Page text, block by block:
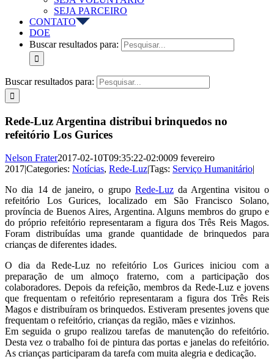
SEJA PARCEIRO
CONTATO
DOE
Buscar resultados para:
Buscar resultados para:
Rede-Luz Argentina distribui brinquedos no
refeitório Los Gurices
Nelson Frater2017-02-10T09:35:22-02:0009 fevereiro
2017|Categories: Notícias, Rede-Luz|Tags: Serviço Humanitário|
No dia 14 de janeiro, o grupo Rede-Luzda Argentina visitou o
refeitório Los Gurices, localizado em São Francisco Solano,
província de Buenos Aires, Argentina. Alguns membros do grupo e
do próprio refeitório representaram a figura dos Três Reis Magos.
Foram distribuídas uma grande quantidade de brinquedos para
crianças de diferentes idades.
O dia da Rede-Luz no refeitório Los Gurices iniciou com a
preparação de um almoço fraterno, com a participação dos
colaboradores. Depois da refeição, membros da Rede-Luz e jovens
que frequentam o refeitório representaram a figura dos Três Reis
Magos e distribuíram os brinquedos. Estiveram presentes jovens que
frequentam o refeitório, crianças da região, mães e vizinhos.
Em seguida o grupo realizou tarefas de manutenção do refeitório.
Desta vez o trabalho foi de pintura das portas e janelas do refeitório.
As crianças participaram da tarefa com muita alegria e dedicação.